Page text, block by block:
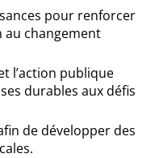
pour renforcer
au changement
l’action publique
durables aux défis
de développer des